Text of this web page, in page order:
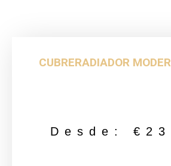
CUBRERADIADOR
Desde: €